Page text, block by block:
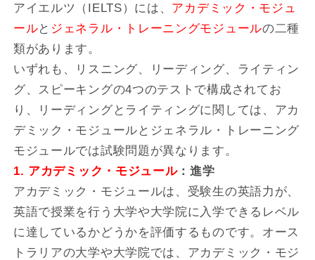
アイエルツ（IELTS）には、 アカデミック・モジュ
ールと ジェネラル・トレーニングモジュールの二種
類があります。
いずれも、リスニング、リーディング、ライティン
グ、スピーキングの4つのテストで構成されてお
り、リーディングとライティングに関しては、アカ
デミック・モジュールとジェネラル・トレーニング
モジュールでは試験問題が異なります。
1. アカデミック・モジュール：進学
アカデミック・モジュールは、受験生の英語力が、
英語で授業を行う大学や大学院に入学できるレベル
に達しているかどうかを評価するものです。オース
トラリアの大学や大学院では、アカデミック・モジ